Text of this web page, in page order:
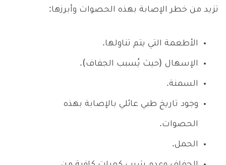
تزيد من خطر الإصابة بهذه الحصوات وأبرزها:
الأطعمة التي يتم تناولها.
الإسهال (حيث يُسبب الجفاف).
السمنة.
وجود تاريخ طبي عائلي بالإصابة بهذه
الحصوات.
الحمل.